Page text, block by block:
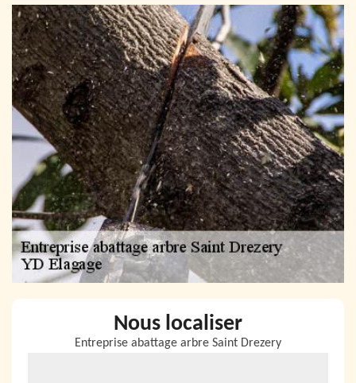
Nous localiser
Entreprise abattage arbre Saint Drezery